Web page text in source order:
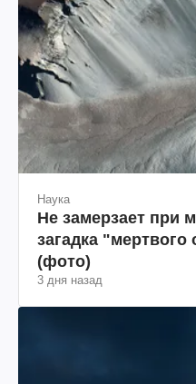
Наука
Не замерзает при
загадка "мертвого
(фото)
3 дня назад